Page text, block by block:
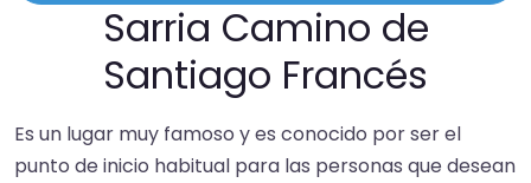
Sarria Camino de
Santiago Francés
Es un lugar muy famoso y es conocido por ser el
punto de inicio habitual para las personas que desean